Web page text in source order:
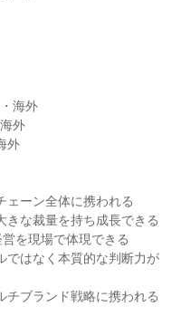
海外
外
外
ェーン全体に携われる
きな裁量を持ち成長できる
を現場で体現できる
ではなく本質的な判断力が
チブランド戦略に携われる